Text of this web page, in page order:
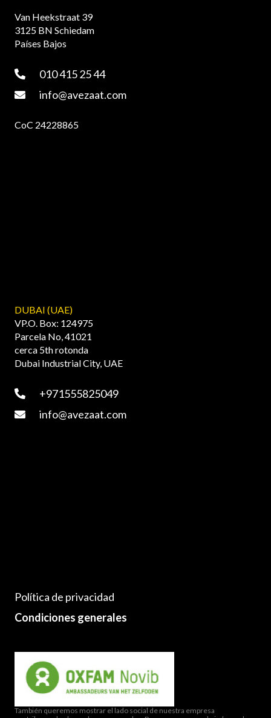
Van Heekstraat 39
3125 BN Schiedam
Países Bajos
010 415 25 44
info@avezaat.com
CoC 24228865
DUBAI (UAE)
VP.O. Box: 124975
Parcela No, 41021
cerca 5th rotonda
Dubai Industrial City, UAE
+971555825049
info@avezaat.com
Política de privacidad
Condiciones generales
También queremos mostrar el lado social de nuestra empresa